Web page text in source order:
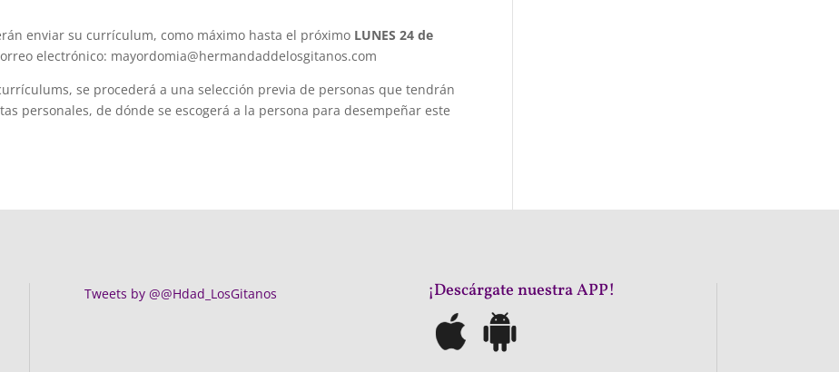
enviar su currículum, como máximo hasta el próximo LUNES 24 de
electrónico: mayordomia@hermandaddelosgitanos.com
se procederá a una selección previa de personas que tendrán
personales, de dónde se escogerá a la persona para desempeñar este
Tweets by @@Hdad_LosGitanos ¡Descárgate nuestra APP!